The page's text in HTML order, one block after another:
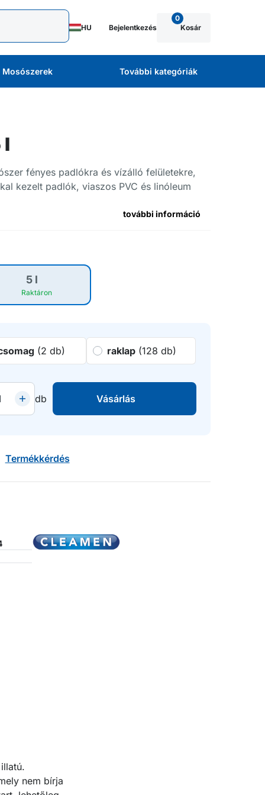
HU Bejelentkezés
0
Kosár
Mosószerek További kategóriák
l
fényes padlókra és vízálló felületekre,
kezelt padlók, viaszos PVC és linóleum
további információ
5 l
Raktáron
(2 db) raklap (128 db)
db Vásárlás
Termékkérdés
nem bírja